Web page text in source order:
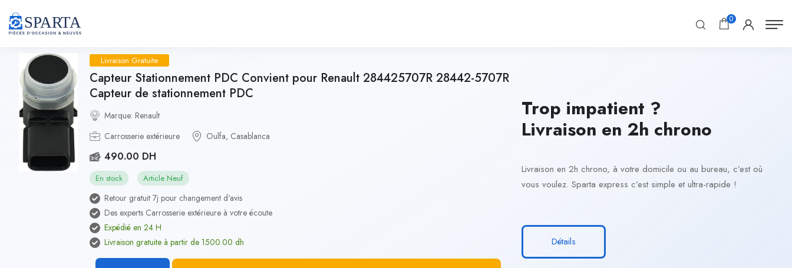
0
Livraison Gratuite
Capteur Stationnement PDC Convient pour Renault 284425707R 28442-5707R
Capteur de stationnement PDC
Marque: Renault
Carrosserie extérieure
Oulfa, Casablanca
490.00 DH
En stock Article Neuf
Retour gratuit 7j pour changement d'avis
Des experts Carrosserie extérieure à votre écoute
Expédié en 24 H
Livraison gratuite à partir de 1500.00 dh
Trop impatient ?
Livraison en 2h chrono
Livraison en 2h chrono, à votre domicile ou au bureau, c’est où
vous voulez. Sparta express c’est simple et ultra-rapide !
Détails